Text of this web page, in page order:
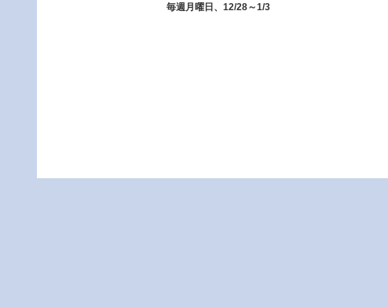
毎週月曜日、12/28～1/3